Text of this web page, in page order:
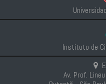
Instituto de
Av. Prof.